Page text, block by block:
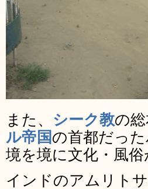
また、 シーク教の
ル帝国の首都だっ
境を境に文化・風
インドのアムリト